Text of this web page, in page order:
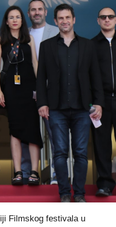
Filmskog festivala u